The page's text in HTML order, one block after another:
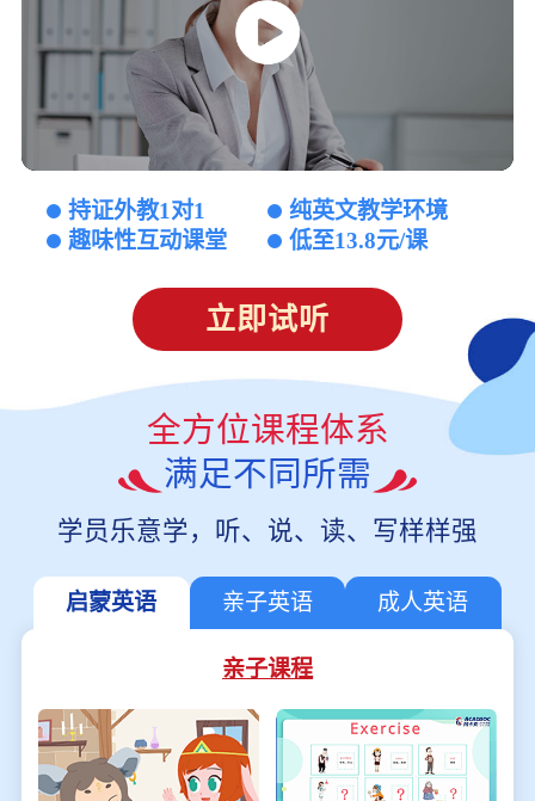
持证外教1对1
纯英文教学环境
趣味性互动课堂
低至13.8元/课
立即试听
全方位课程体系
满足不同所需
学员乐意学，听、说、读、写样样强
启蒙英语 亲子英语 成人英语
亲子课程